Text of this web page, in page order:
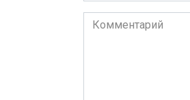
Комментарий